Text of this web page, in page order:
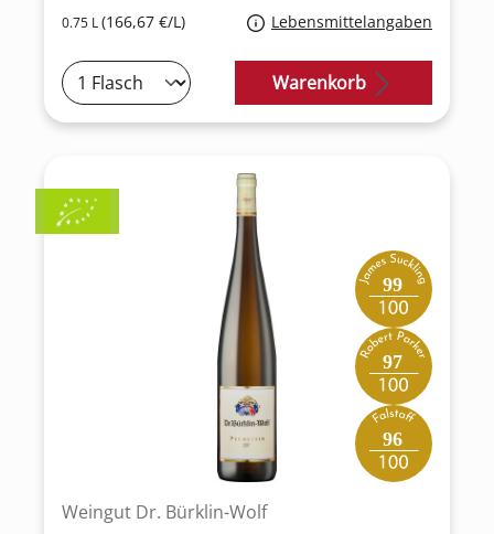
0.75 L(166,67 €/L) Lebensmittelangaben
Warenkorb
99
97
96
Weingut Dr. Bürklin-Wolf